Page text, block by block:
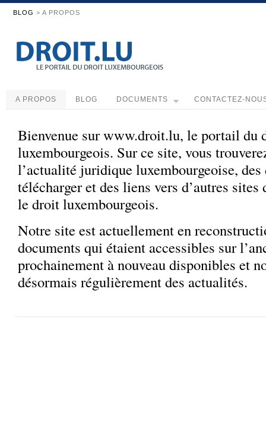
BLOG > A PROPOS
A PROPOS BLOG DOCUMENTS CONTACTEZ-
Bienvenue sur www.droit.lu, le portail du
luxembourgeois. Sur ce site, vous
l’actualité juridique luxembourgeoise, des
télécharger et des liens vers d’autres
le droit luxembourgeois.
Notre site est actuellement en
documents qui étaient accessibles sur
prochainement à nouveau disponibles et
désormais régulièrement des actualités.